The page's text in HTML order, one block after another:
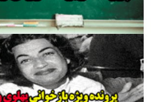
خرید قسطی اولش خنده و آخرش گریه است!
فوتبال و آن «بالا»!
راهبرد غافلگیری با نسل جدید پهپاد‌ها
جنجال پزشکان تقلبی در صنعت زیبایی
یهودی‌ها در ادبیات داستانی اروپا؛ از شکسپیر تا دیکنز